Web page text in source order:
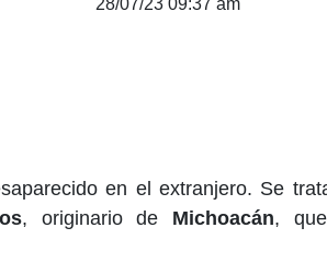
28/07/23 09:37 am
en el extranjero. Se
, originario de Michoacán,